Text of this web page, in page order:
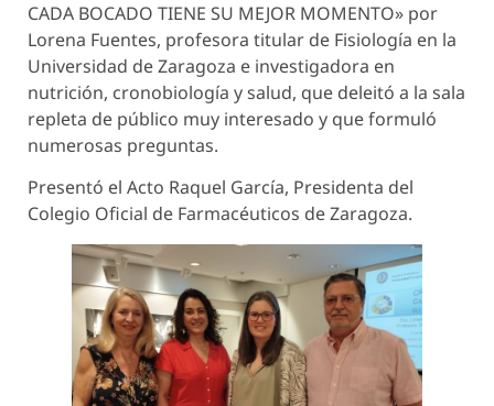
CADA BOCADO TIENE SU MEJOR MOMENTO» por
Lorena Fuentes, profesora titular de Fisiología en la
Universidad de Zaragoza e investigadora en
nutrición, cronobiología y salud, que deleitó a la sala
repleta de público muy interesado y que formuló
numerosas preguntas.
Presentó el Acto Raquel García, Presidenta del
Colegio Oficial de Farmacéuticos de Zaragoza.